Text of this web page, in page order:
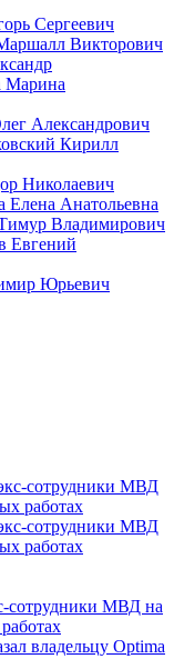
Сергеевич
Викторович
Марина
Александрович
Кирилл
Николаевич
Анатольевна
Владимирович
Евгений
Юрьевич
сотрудники МВД на